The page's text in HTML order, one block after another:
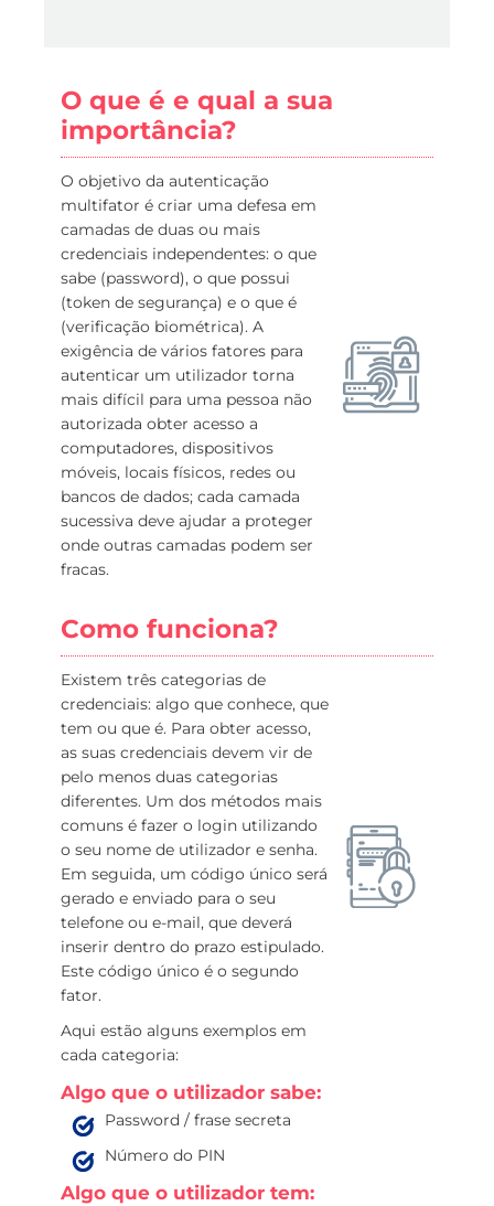
O que é e qual a sua
importância?
O objetivo da autenticação
multifator é criar uma defesa em
camadas de duas ou mais
credenciais independentes: o que
sabe (password), o que possui
(token de segurança) e o que é
(verificação biométrica). A
exigência de vários fatores para
autenticar um utilizador torna
mais difícil para uma pessoa não
autorizada obter acesso a
computadores, dispositivos
móveis, locais físicos, redes ou
bancos de dados; cada camada
sucessiva deve ajudar a proteger
onde outras camadas podem ser
fracas.
Como funciona?
Existem três categorias de
credenciais: algo que conhece, que
tem ou que é. Para obter acesso,
as suas credenciais devem vir de
pelo menos duas categorias
diferentes. Um dos métodos mais
comuns é fazer o login utilizando
o seu nome de utilizador e senha.
Em seguida, um código único será
gerado e enviado para o seu
telefone ou e-mail, que deverá
inserir dentro do prazo estipulado.
Este código único é o segundo
fator.
Aqui estão alguns exemplos em
cada categoria:
Algo que o utilizador sabe:
Password / frase secreta
Número do PIN
Algo que o utilizador tem: